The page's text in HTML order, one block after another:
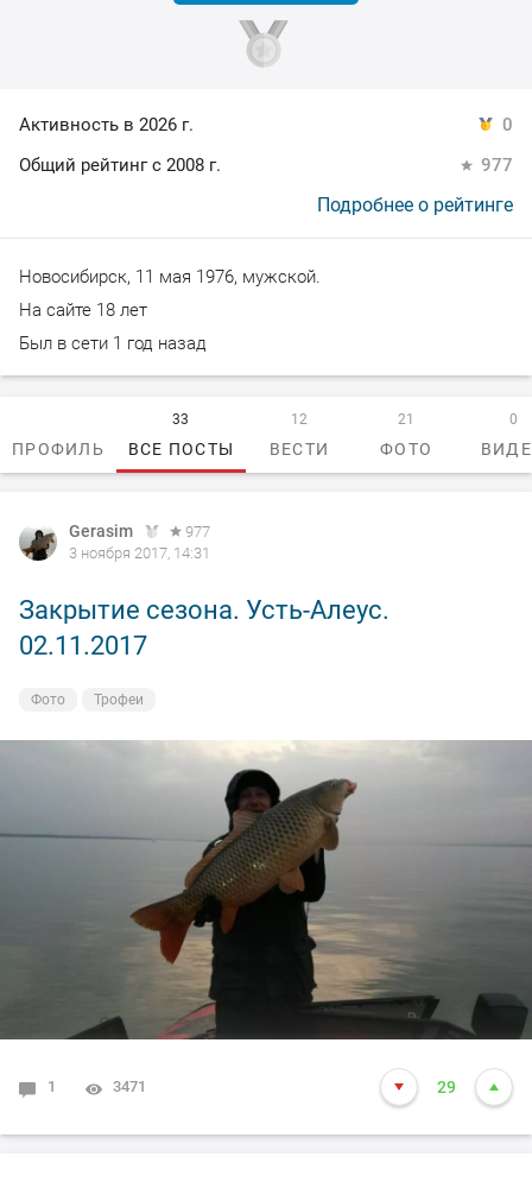
Активность в 2026 г.
0
Общий рейтинг с 2008 г.
977
Подробнее о рейтинге
Новосибирск, 11 мая 1976, мужской.
На сайте 18 лет
Был в сети 1 год назад
ПРОФИЛЬ ВСЕ ПОСТЫ
33
ВЕСТИ
12
ФОТО
21 0
Gerasim
977
3 ноября 2017, 14:31
Закрытие сезона. Усть-Алеус.
02.11.2017
Фото Трофеи
1 3471 29